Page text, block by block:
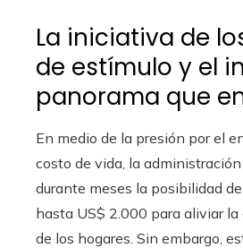
La iniciativa de
de estímulo y el
panorama que
En medio de la presión por el
costo de vida, la
durante meses la posibilidad
hasta US$ 2.000 para aliviar la
de los hogares. Sin embargo,